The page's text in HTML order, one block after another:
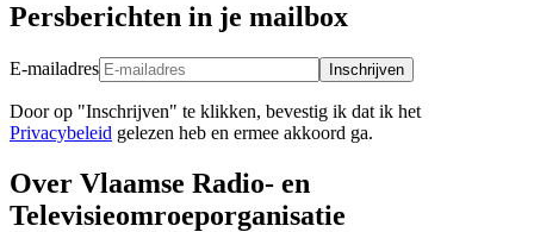
Persberichten in je mailbox
E-mailadres Inschrijven
Door op "Inschrijven" te klikken, bevestig ik dat ik het
Privacybeleid gelezen heb en ermee akkoord ga.
Over Vlaamse Radio- en
Televisieomroeporganisatie